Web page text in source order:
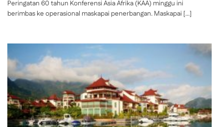
Peringatan 60 tahun Konferensi Asia Afrika (KAA) minggu ini
berimbas ke operasional maskapai penerbangan. Maskapai [...]